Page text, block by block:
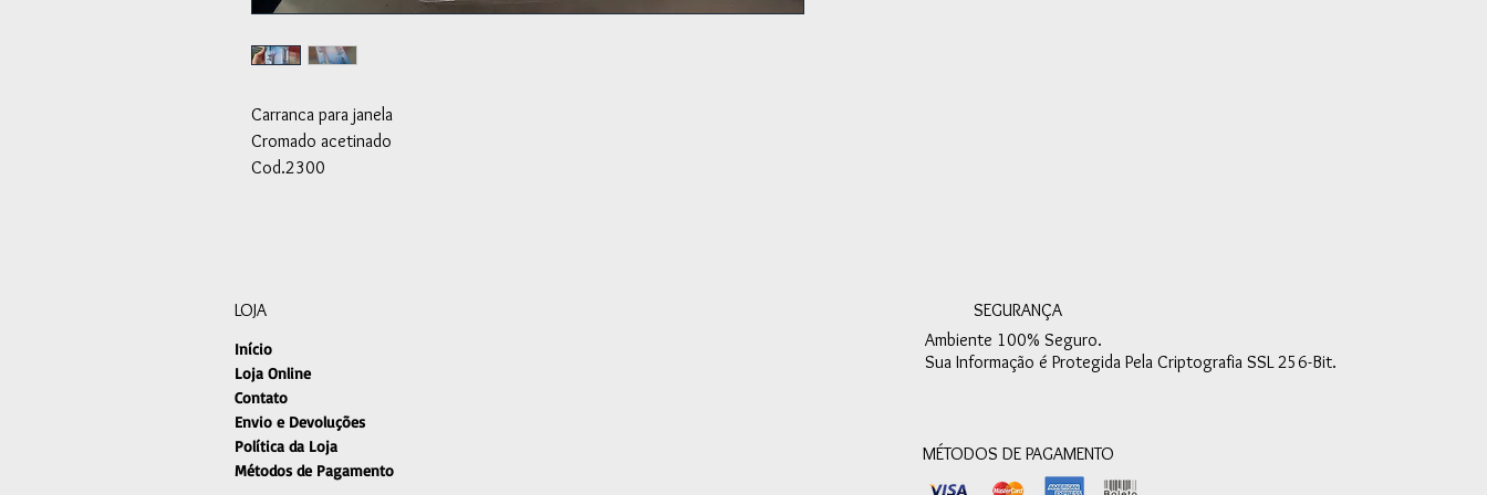
Carranca para janela
Cromado acetinado
Cod.2300
LOJA
Início
Loja Online
Contato
Envio e Devoluções
Política da Loja
Métodos de Pagamento
SEGURANÇA
Ambiente 100% Seguro.
Sua Informação é Protegida Pela Criptografia SSL 256-Bit.
MÉTODOS DE PAGAMENTO